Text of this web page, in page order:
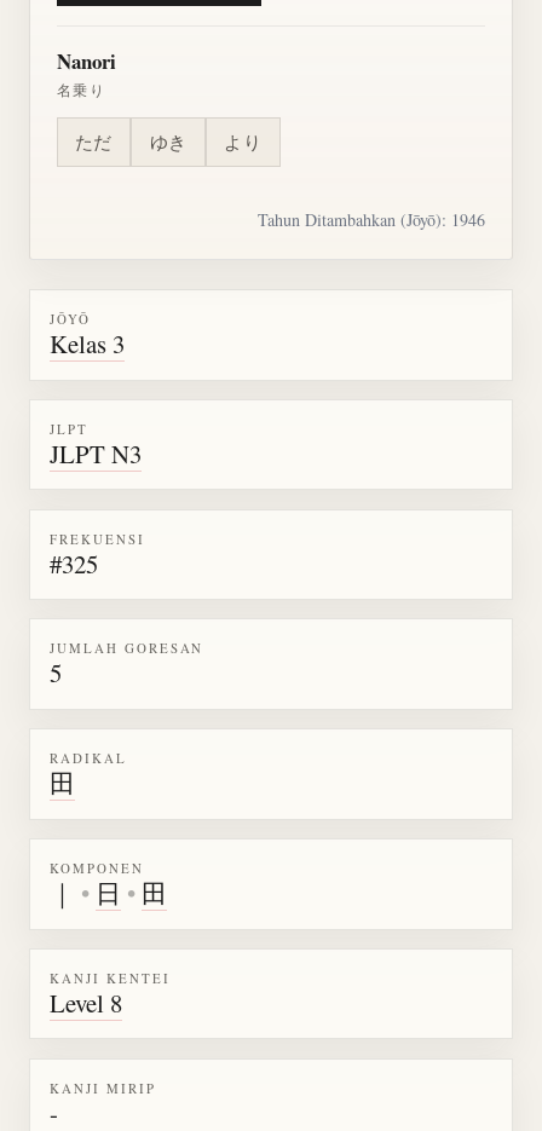
Nanori
名乗り
ただ ゆき より
Tahun Ditambahkan (Jōyō): 1946
JŌYŌ
Kelas 3
JLPT
JLPT N3
FREKUENSI
#325
JUMLAH GORESAN
5
RADIKAL
田
KOMPONEN
｜ • 日 • 田
KANJI KENTEI
Level 8
KANJI MIRIP
-